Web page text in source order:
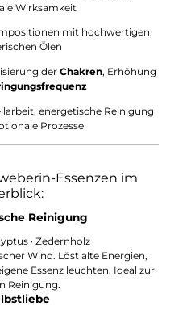
Wirksamkeit
mit hochwertigen
Ölen
der Chakren, Erhöhung
energetische Reinigung
Prozesse
Essenzen im
Reinigung
· Zedernholz
Wind. Löst alte Energien,
Essenz leuchten. Ideal zur
Reinigung.